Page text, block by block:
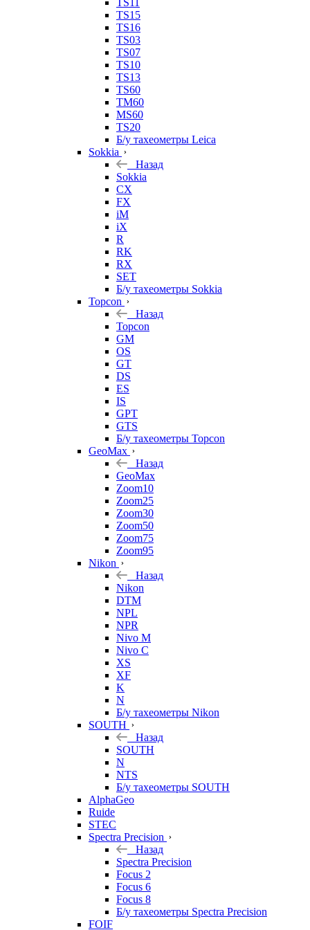
TS11
TS15
TS16
TS03
TS07
TS10
TS13
TS60
TM60
MS60
TS20
Б/у тахеометры Leica
Sokkia
Назад
Sokkia
CX
FX
iM
iX
R
RK
RX
SET
Б/у тахеометры Sokkia
Topcon
Назад
Topcon
GM
OS
GT
DS
ES
IS
GPT
GTS
Б/у тахеометры Topcon
GeoMax
Назад
GeoMax
Zoom10
Zoom25
Zoom30
Zoom50
Zoom75
Zoom95
Nikon
Назад
Nikon
DTM
NPL
NPR
Nivo M
Nivo C
XS
XF
K
N
Б/у тахеометры Nikon
SOUTH
Назад
SOUTH
N
NTS
Б/у тахеометры SOUTH
AlphaGeo
Ruide
STEC
Spectra Precision
Назад
Spectra Precision
Focus 2
Focus 6
Focus 8
Б/у тахеометры Spectra Precision
FOIF